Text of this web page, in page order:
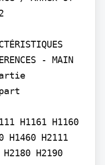
- MAIN
H1161 H1160
H1460 H2111
H2190